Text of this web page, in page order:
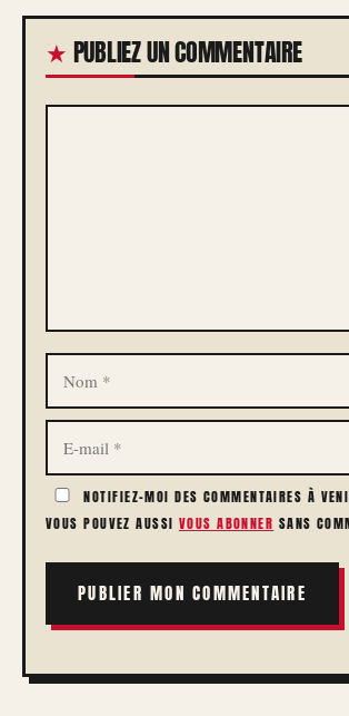
PUBLIEZ UN COMMENTAIRE
COMMENTAIRE
NOM
E-
MAIL
NOTIFIEZ-MOI DES COMMENTAIRES À
VOUS POUVEZ AUSSI VOUS ABONNER SANS